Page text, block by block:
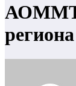
АОММТ
региона